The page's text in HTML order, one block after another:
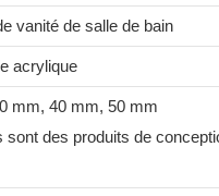
vanité de salle de bain
acrylique
mm, 40 mm, 50 mm
des produits de